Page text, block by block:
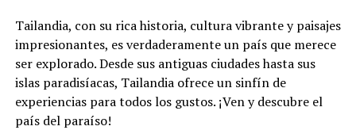
Tailandia, con su rica historia, cultura vibrante y paisajes
impresionantes, es verdaderamente un país que merece
ser explorado. Desde sus antiguas ciudades hasta sus
islas paradisíacas, Tailandia ofrece un sinfín de
experiencias para todos los gustos. ¡Ven y descubre el
país del paraíso!